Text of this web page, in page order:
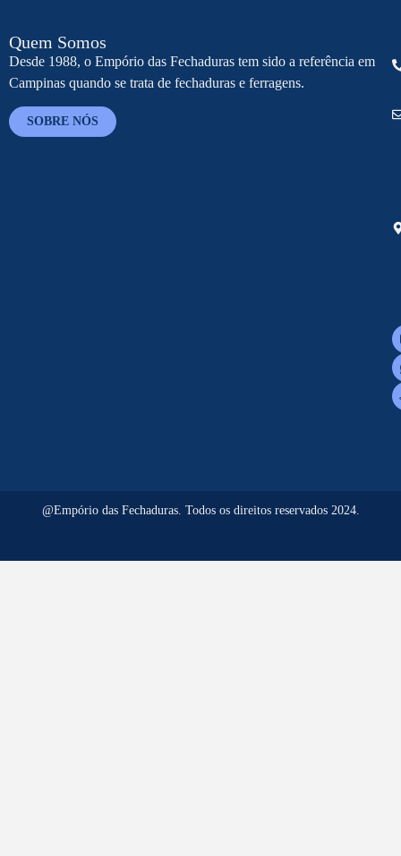
Quem Somos
Desde 1988, o Empório das Fechaduras tem sido a referência em
Campinas quando se trata de fechaduras e ferragens.
SOBRE NÓS
@Empório das Fechaduras. Todos os direitos reservados 2024.